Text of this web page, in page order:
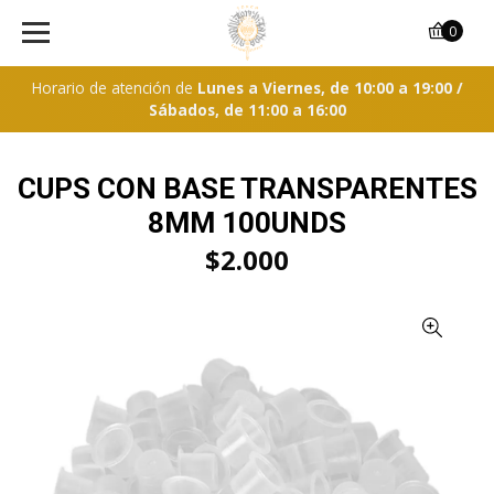
Horario de atención de Lunes a Viernes, de 10:00 a 19:00 /
Sábados, de 11:00 a 16:00
0
CUPS CON BASE TRANSPARENTES
8MM 100UNDS
$2.000